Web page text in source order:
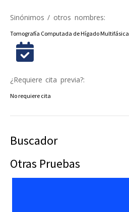
Sinónimos / otros nombres:
Tomografía Computada de Hígado Multifásica
¿Requiere cita previa?:
No requiere cita
Buscador
Otras Pruebas